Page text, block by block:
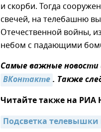
и скорби. Тогда
свечей, на телебашню
Отечественной войны,
небом с падающими
Самые важные
ВКонтакте. Также
Читайте также на РИА
Подсветка